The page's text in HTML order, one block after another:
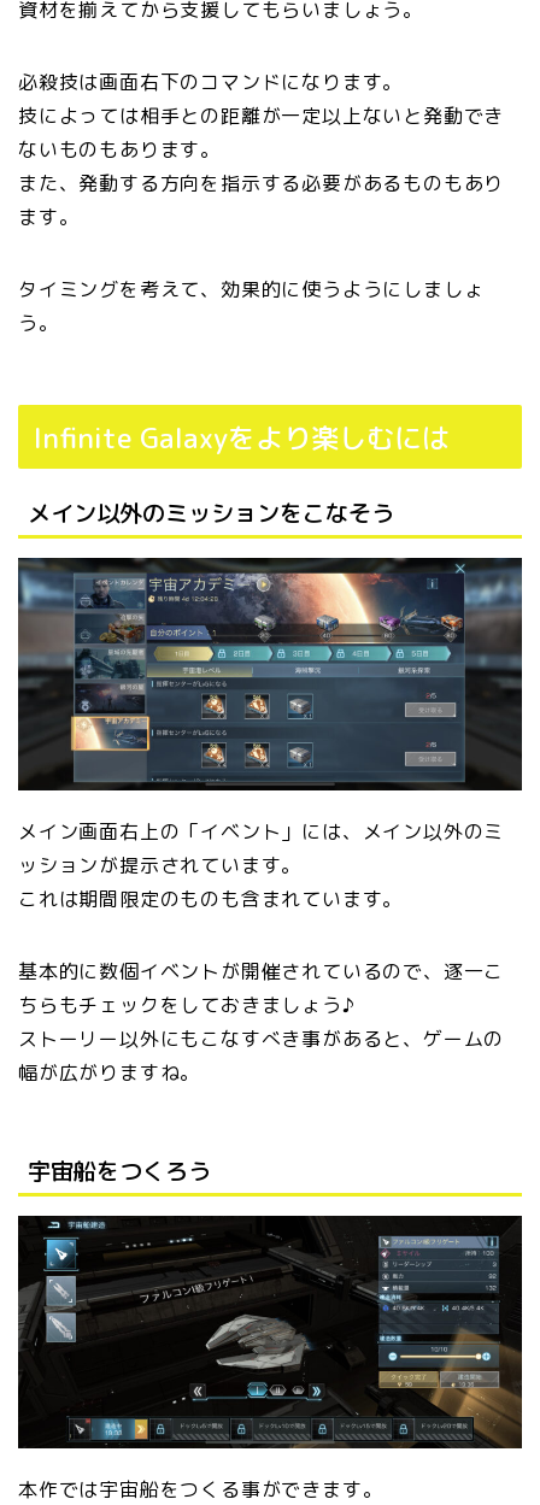
資材を揃えてから支援してもらいましょう。
必殺技は画面右下のコマンドになります。
技によっては相手との距離が一定以上ないと発動でき
ないものもあります。
また、発動する方向を指示する必要があるものもあり
ます。
タイミングを考えて、効果的に使うようにしましょ
う。
Infinite Galaxyをより楽しむには
メイン以外のミッションをこなそう
メイン画面右上の「イベント」には、メイン以外のミ
ッションが提示されています。
これは期間限定のものも含まれています。
基本的に数個イベントが開催されているので、逐一こ
ちらもチェックをしておきましょう♪
ストーリー以外にもこなすべき事があると、ゲームの
幅が広がりますね。
宇宙船をつくろう
本作では宇宙船をつくる事ができます。